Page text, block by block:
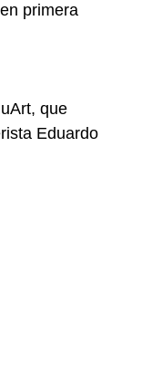
primera
que
Eduardo